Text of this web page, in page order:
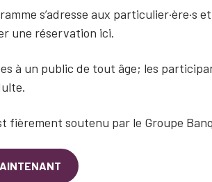
s’adresse aux particulier·ère·s
une réservation ici.
à un public de tout âge; les
fièrement soutenu par le Groupe